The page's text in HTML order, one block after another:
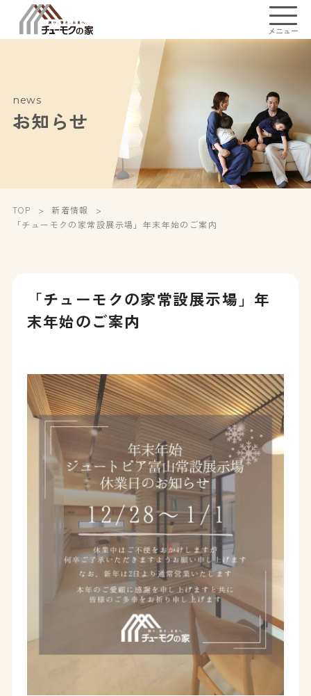
メニュー
news
お知らせ
TOP
新着情報
「チューモクの家常設展示場」年末年始のご案内
「チューモクの家常設展示場」年
末年始のご案内